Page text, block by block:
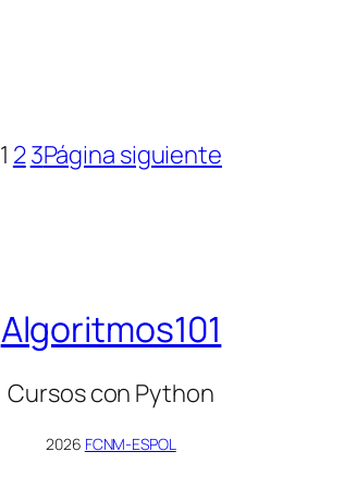
1 23Página siguiente
Algoritmos101
Cursos con Python
2026 FCNM-ESPOL